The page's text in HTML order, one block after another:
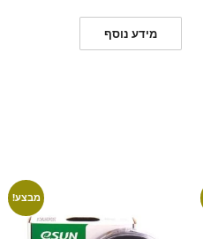
מידע נוסף
מבצע!